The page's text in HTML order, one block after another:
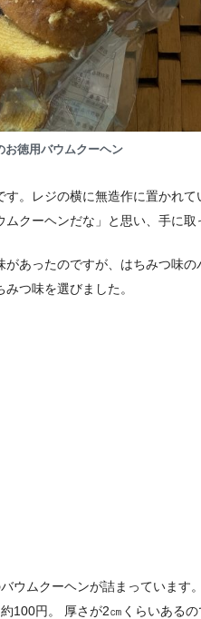
お徳用バウムクーヘン
。レジの横に無造作に置かれ
クーヘンだな」と思い、手に取
あったのですが、はちみつ味
つ味を選びました。
ウムクーヘンが詰まっています
100円。 厚さが2㎝くらいある